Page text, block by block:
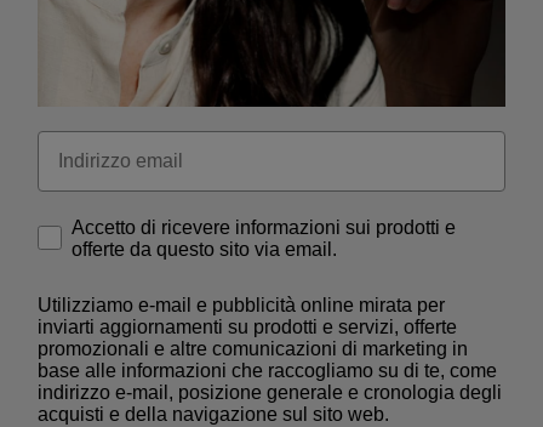
Accetto di ricevere informazioni sui prodotti e
offerte da questo sito via email.
Utilizziamo e-mail e pubblicità online mirata per
inviarti aggiornamenti su prodotti e servizi, offerte
promozionali e altre comunicazioni di marketing in
base alle informazioni che raccogliamo su di te, come
indirizzo e-mail, posizione generale e cronologia degli
acquisti e della navigazione sul sito web.